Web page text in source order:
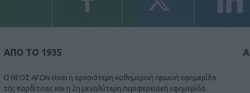
ΑΠΟ ΤΟ 1935
Ο ΝΕΟΣ ΑΓΩΝ είναι η αρχαιότερη καθημερινή πρωινή εφημερίδα
της Καρδίτσας και η 2η μεγαλύτερη περιφερειακή εφημερίδα